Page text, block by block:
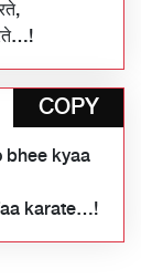
COPY
bhee kyaa
karate…!